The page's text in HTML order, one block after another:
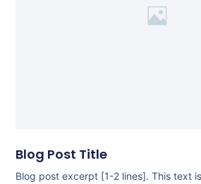
Blog Post Title
Blog post excerpt [1-2 lines]. This text